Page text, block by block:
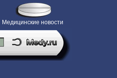
Медицинские новости